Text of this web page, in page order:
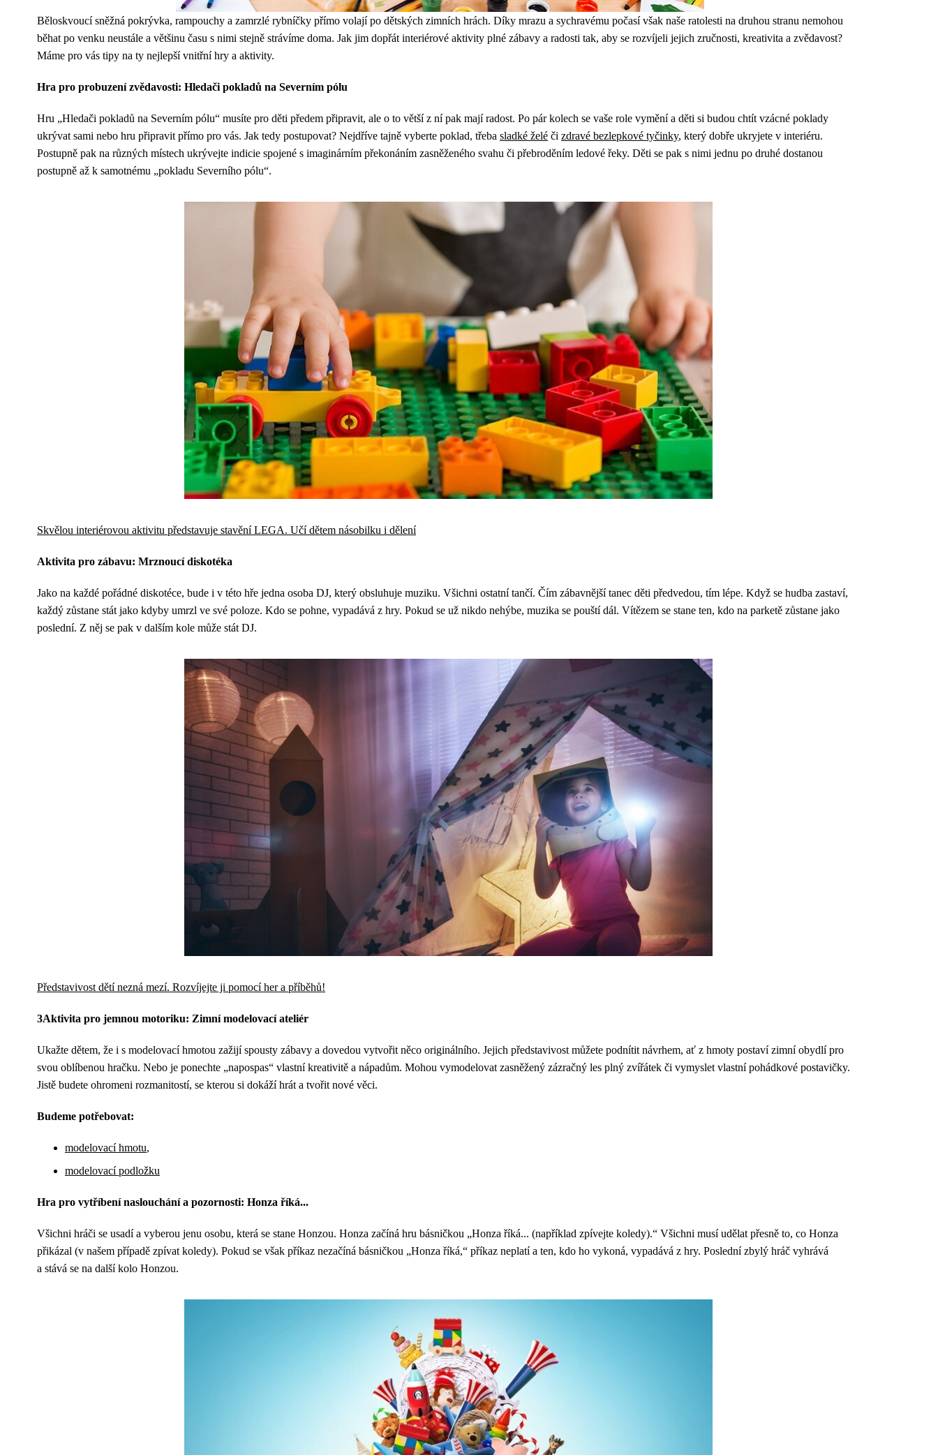
Běloskvoucí sněžná pokrývka, rampouchy a zamrzlé rybníčky přímo volají po dětských zimních hrách. Díky mrazu a sychravému počasí však naše ratolesti na druhou stranu nemohou
běhat po venku neustále a většinu času s nimi stejně strávíme doma. Jak jim dopřát interiérové aktivity plné zábavy a radosti tak, aby se rozvíjeli jejich zručnosti, kreativita a zvědavost?
Máme pro vás tipy na ty nejlepší vnitřní hry a aktivity.
Hra pro probuzení zvědavosti: Hledači pokladů na Severním pólu
Hru „Hledači pokladů na Severním pólu“ musíte pro děti předem připravit, ale o to větší z ní pak mají radost. Po pár kolech se vaše role vymění a děti si budou chtít vzácné poklady
ukrývat sami nebo hru připravit přímo pro vás. Jak tedy postupovat? Nejdříve tajně vyberte poklad, třeba sladké želé či zdravé bezlepkové tyčinky, který dobře ukryjete v interiéru.
Postupně pak na různých místech ukrývejte indicie spojené s imaginárním překonáním zasněženého svahu či přebroděním ledové řeky. Děti se pak s nimi jednu po druhé dostanou
postupně až k samotnému „pokladu Severního pólu“.
Skvělou interiérovou aktivitu představuje stavění LEGA. Učí dětem násobilku i dělení
Aktivita pro zábavu: Mrznoucí diskotéka
Jako na každé pořádné diskotéce, bude i v této hře jedna osoba DJ, který obsluhuje muziku. Všichni ostatní tančí. Čím zábavnější tanec děti předvedou, tím lépe. Když se hudba zastaví,
každý zůstane stát jako kdyby umrzl ve své poloze. Kdo se pohne, vypadává z hry. Pokud se už nikdo nehýbe, muzika se pouští dál. Vítězem se stane ten, kdo na parketě zůstane jako
poslední. Z něj se pak v dalším kole může stát DJ.
Představivost dětí nezná mezí. Rozvíjejte ji pomocí her a příběhů!
3Aktivita pro jemnou motoriku: Zimní modelovací ateliér
Ukažte dětem, že i s modelovací hmotou zažijí spousty zábavy a dovedou vytvořit něco originálního. Jejich představivost můžete podnítit návrhem, ať z hmoty postaví zimní obydlí pro
svou oblíbenou hračku. Nebo je ponechte „napospas“ vlastní kreativitě a nápadům. Mohou vymodelovat zasněžený zázračný les plný zvířátek či vymyslet vlastní pohádkové postavičky.
Jistě budete ohromeni rozmanitostí, se kterou si dokáží hrát a tvořit nové věci.
Budeme potřebovat:
modelovací hmotu,
modelovací podložku
Hra pro vytříbení naslouchání a pozornosti: Honza říká...
Všichni hráči se usadí a vyberou jenu osobu, která se stane Honzou. Honza začíná hru básničkou „Honza říká... (například zpívejte koledy).“ Všichni musí udělat přesně to, co Honza
přikázal (v našem případě zpívat koledy). Pokud se však příkaz nezačíná básničkou „Honza říká,“ příkaz neplatí a ten, kdo ho vykoná, vypadává z hry. Poslední zbylý hráč vyhrává
a stává se na další kolo Honzou.